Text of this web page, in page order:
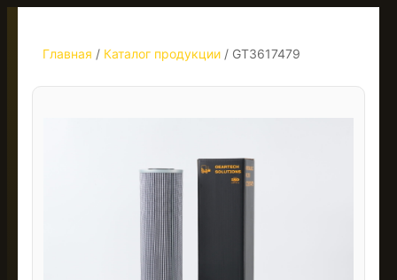
Главная / Каталог продукции / GT3617479